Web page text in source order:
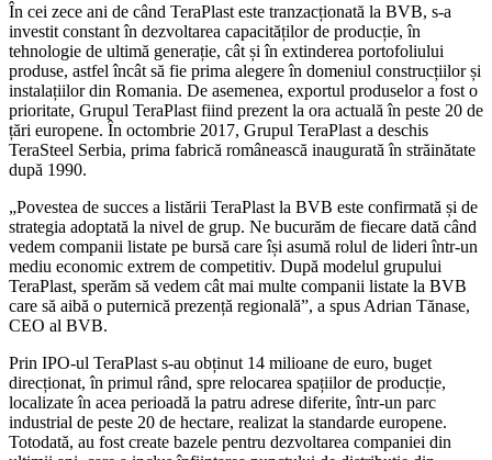
În cei zece ani de când TeraPlast este tranzacționată la BVB, s-a
investit constant în dezvoltarea capacităților de producție, în
tehnologie de ultimă generație, cât și în extinderea portofoliului
produse, astfel încât să fie prima alegere în domeniul construcțiilor și
instalațiilor din Romania. De asemenea, exportul produselor a fost o
prioritate, Grupul TeraPlast fiind prezent la ora actuală în peste 20 de
țări europene. În octombrie 2017, Grupul TeraPlast a deschis
TeraSteel Serbia, prima fabrică românească inaugurată în străinătate
după 1990.
„Povestea de succes a listării TeraPlast la BVB este confirmată și de
strategia adoptată la nivel de grup. Ne bucurăm de fiecare dată când
vedem companii listate pe bursă care își asumă rolul de lideri într-un
mediu economic extrem de competitiv. După modelul grupului
TeraPlast, sperăm să vedem cât mai multe companii listate la BVB
care să aibă o puternică prezență regională”, a spus Adrian Tănase,
CEO al BVB.
Prin IPO-ul TeraPlast s-au obținut 14 milioane de euro, buget
direcționat, în primul rând, spre relocarea spațiilor de producție,
localizate în acea perioadă la patru adrese diferite, într-un parc
industrial de peste 20 de hectare, realizat la standarde europene.
Totodată, au fost create bazele pentru dezvoltarea companiei din